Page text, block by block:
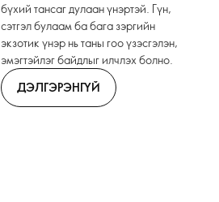
бүхий тансаг дулаан үнэртэй. Гүн,
сэтгэл булаам ба бага зэргийн
экзотик үнэр нь таны гоо үзэсгэлэн,
эмэгтэйлэг байдлыг илчлэх болно.
ДЭЛГЭРЭНГҮЙ